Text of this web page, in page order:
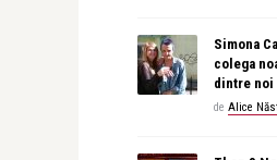
Simona
colega
dintre noi
de Alice